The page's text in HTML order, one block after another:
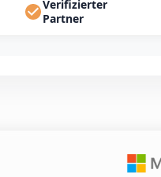
Verifizierter
Partner